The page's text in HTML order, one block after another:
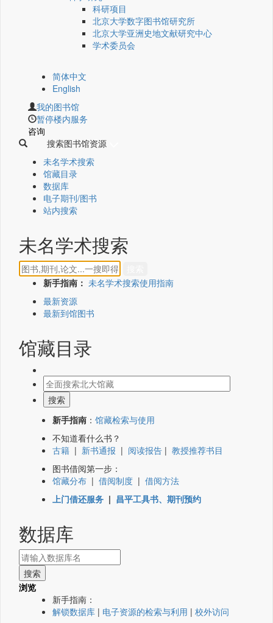
科研项目
北京大学数字图书馆研究所
北京大学亚洲史地文献研究中心
学术委员会
简体中文
English
我的图书馆
暂停楼内服务
咨询
搜索图书馆资源
未名学术搜索
馆藏目录
数据库
电子期刊/图书
站内搜索
未名学术搜索
新手指南： 未名学术搜索使用指南
最新资源
最新到馆图书
馆藏目录
新手指南 ： 馆藏检索与使用
不知道看什么书？
古籍 | 新书通报 | 阅读报告 | 教授推荐书目
图书借阅第一步：
馆藏分布 | 借阅制度 | 借阅方法
上门借还服务 | 昌平工具书、期刊预约
数据库
浏览
新手指南：
解锁数据库 | 电子资源的检索与利用 | 校外访问